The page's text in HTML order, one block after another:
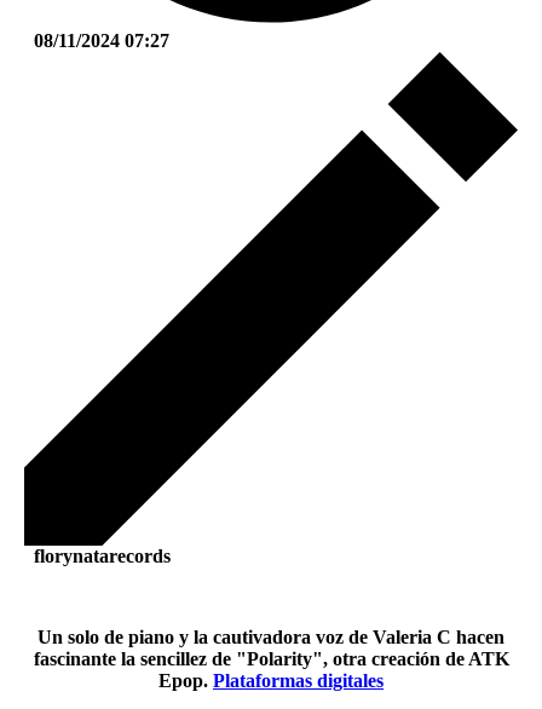
08/11/2024 07:27
florynatarecords
Un solo de piano y la cautivadora voz de Valeria C hacen
fascinante la sencillez de "Polarity", otra creación de ATK
Epop. Plataformas digitales